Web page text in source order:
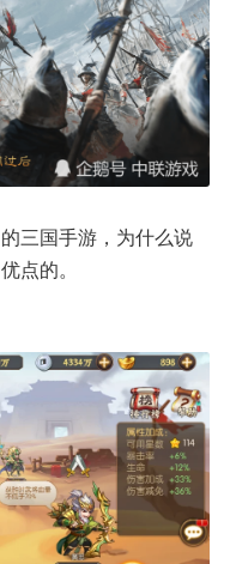
三国手游，为什么说
点的。